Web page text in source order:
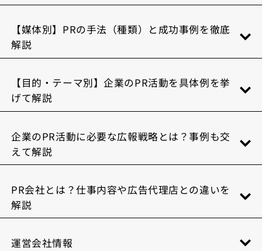
【媒体別】PRの手法（種類）と成功事例を徹底
解説
【目的・テーマ別】企業のPR活動を具体例を挙
げて解説
企業のPR活動に必要な広報戦略とは？事例も交
えて解説
PR会社とは？仕事内容や広告代理店との違いを
解説
運営会社情報